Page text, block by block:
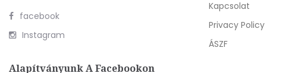
facebook
Instagram
Alapítványunk A Facebookon
Kapcsolat
Privacy Policy
ÁSZF